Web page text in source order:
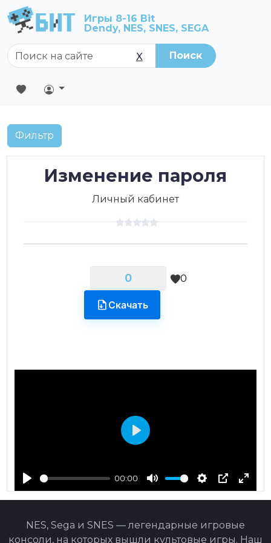
Игры 8-16 Bit
Dendy, NES, SNES, SEGA
Поиск
X
Фильтр
Изменение пароля
Личный кабинет
Скачать
0 0
Play
00:00
Mute Settings
PIP Enter
Play
NES, Sega и SNES — легендарные игровые
консоли, на которых вышли культовые игры. Наш